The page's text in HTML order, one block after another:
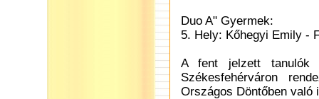
Duo A" Gyermek:
5. Hely: Kőhegyi Emily -
A fent jelzett tanulók
Székesfehérváron
Országos Döntőben való